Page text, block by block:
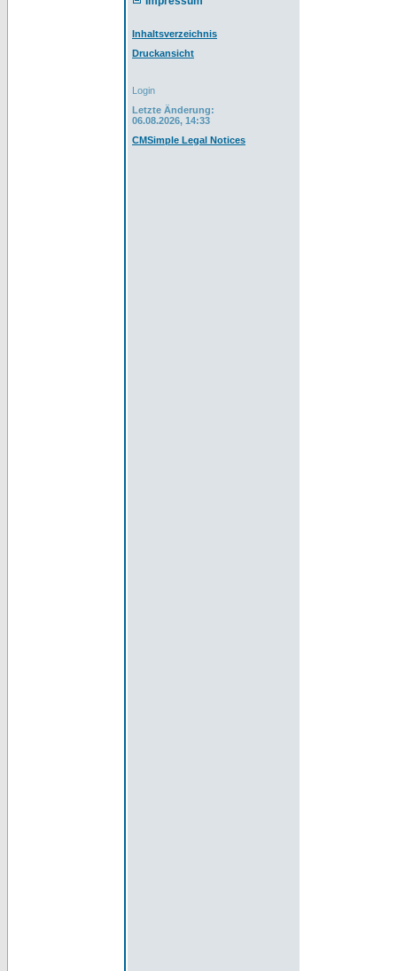
Inhaltsverzeichnis
Druckansicht
Login
Letzte Änderung:
06.08.2026, 14:33
CMSimple Legal Notices